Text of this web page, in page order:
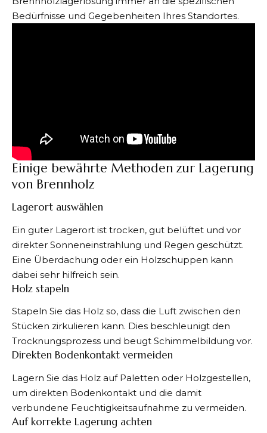
Bedürfnisse und Gegebenheiten Ihres Standortes.
Einige bewährte Methoden zur Lagerung
von Brennholz
Lagerort auswählen
Ein guter Lagerort ist trocken, gut belüftet und vor
direkter Sonneneinstrahlung und Regen geschützt.
Eine Überdachung oder ein Holzschuppen kann
dabei sehr hilfreich sein.
Holz stapeln
Stapeln Sie das Holz so, dass die Luft zwischen den
Stücken zirkulieren kann. Dies beschleunigt den
Trocknungsprozess und beugt Schimmelbildung vor.
Direkten Bodenkontakt vermeiden
Lagern Sie das Holz auf Paletten oder Holzgestellen,
um direkten Bodenkontakt und die damit
verbundene Feuchtigkeitsaufnahme zu vermeiden.
Auf korrekte Lagerung achten